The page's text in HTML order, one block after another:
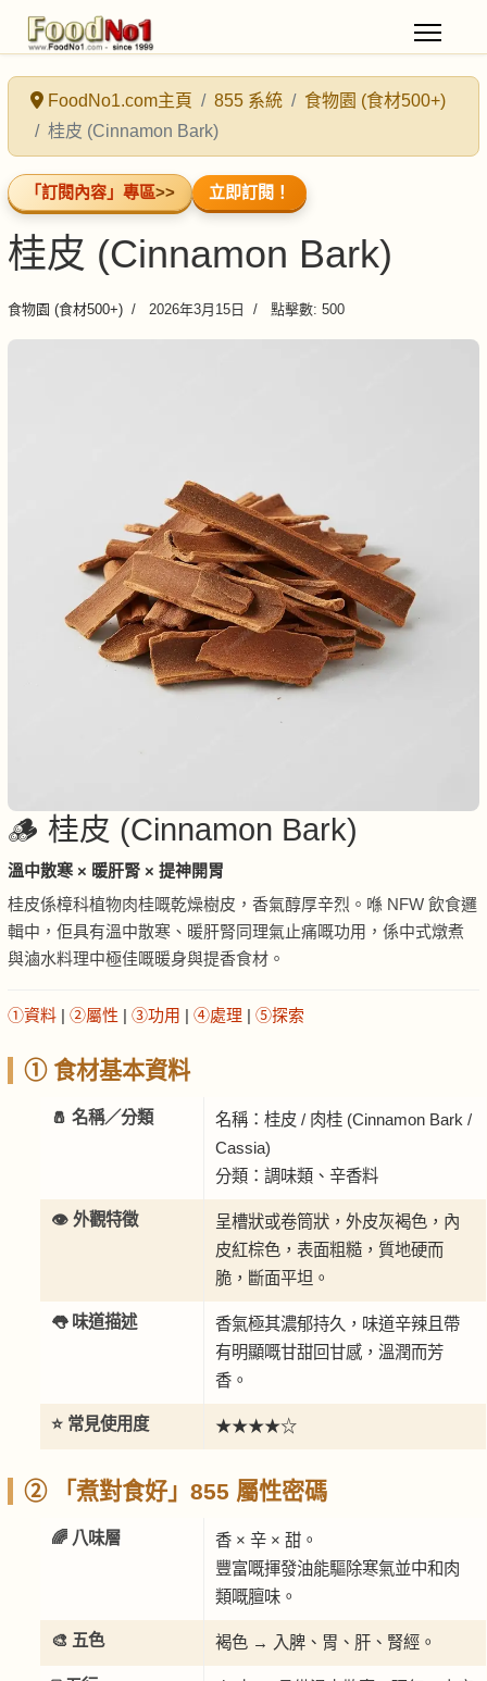
FoodNo1.com主頁 855 系統
食物園 (食材500+)
桂皮 (Cinnamon Bark)
「訂閱內容」專區>> 立即訂閱！
桂皮 (Cinnamon Bark)
食物園 (食材500+) 2026年3月15日 點擊數: 500
🪵 桂皮 (Cinnamon Bark)
溫中散寒 × 暖肝腎 × 提神開胃
桂皮係樟科植物肉桂嘅乾燥樹皮，香氣醇厚辛烈。喺 NFW 飲食邏
輯中，佢具有溫中散寒、暖肝腎同理氣止痛嘅功用，係中式燉煮
與滷水料理中極佳嘅暖身與提香食材。
①資料 | ②屬性 | ③功用 | ④處理 | ⑤探索
① 食材基本資料
🧂 名稱／分類
名稱：桂皮 / 肉桂 (Cinnamon Bark /
Cassia)
分類：調味類、辛香料
👁️ 外觀特徵
呈槽狀或卷筒狀，外皮灰褐色，內
皮紅棕色，表面粗糙，質地硬而
脆，斷面平坦。
👅 味道描述
香氣極其濃郁持久，味道辛辣且帶
有明顯嘅甘甜回甘感，溫潤而芳
香。
⭐ 常見使用度 ★★★★☆
② 「煮對食好」855 屬性密碼
🌈 八味層
香 × 辛 × 甜。
豐富嘅揮發油能驅除寒氣並中和肉
類嘅膻味。
🎨 五色 褐色 → 入脾、胃、肝、腎經。